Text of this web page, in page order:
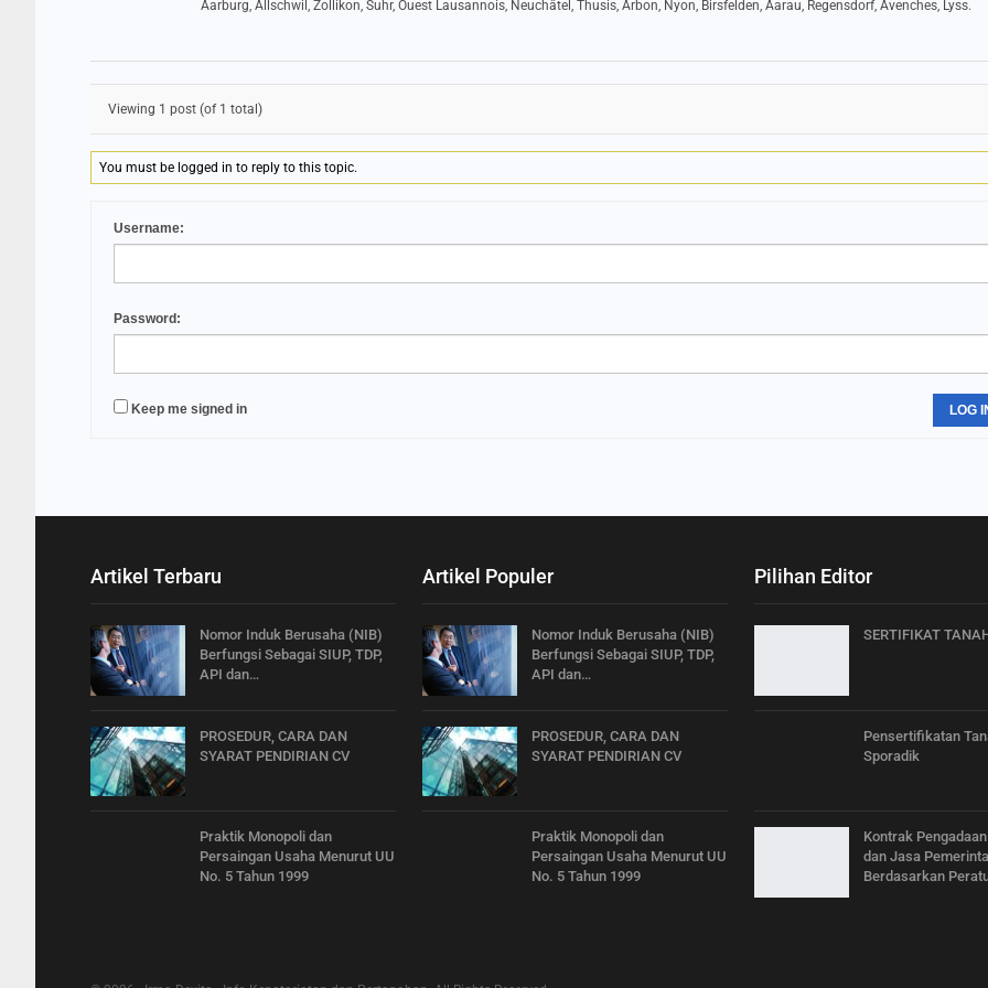
Aarburg, Allschwil, Zollikon, Suhr, Ouest Lausannois, Neuchâtel, Thusis, Arbon, Nyon, Birsfelden, Aarau, Regensdorf, Avenches, Lyss.
Viewing 1 post (of 1 total)
You must be logged in to reply to this topic.
Username:
Password:
Keep me signed in LOG
Artikel Terbaru
Nomor Induk Berusaha (NIB)
Berfungsi Sebagai SIUP, TDP,
API dan…
PROSEDUR, CARA DAN
SYARAT PENDIRIAN CV
Praktik Monopoli dan
Persaingan Usaha Menurut UU
No. 5 Tahun 1999
Artikel Populer
Nomor Induk Berusaha (NIB)
Berfungsi Sebagai SIUP, TDP,
API dan…
PROSEDUR, CARA DAN
SYARAT PENDIRIAN CV
Praktik Monopoli dan
Persaingan Usaha Menurut UU
No. 5 Tahun 1999
Pilihan Editor
SERTIFIKAT
Pensertifikatan
Sporadik
Kontrak
dan Jasa
Berdasarkan